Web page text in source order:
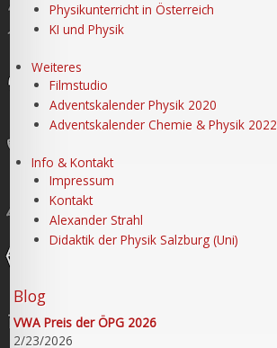
Physikunterricht in Österreich
KI und Physik
Weiteres
Filmstudio
Adventskalender Physik 2020
Adventskalender Chemie & Physik 2022
Info & Kontakt
Impressum
Kontakt
Alexander Strahl
Didaktik der Physik Salzburg (Uni)
Blog
VWA Preis der ÖPG 2026
2/23/2026